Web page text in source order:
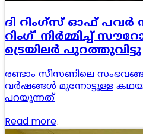
ദി റിംഗ്‌സ് ഓഫ്
റിംഗ്' നിർമ്മിച്ച്
ട്രെയിലർ പുറത്തുവിട്ടു
രണ്ടാം സീസണിലെ
വർഷങ്ങൾ മുന്നോട്ടുള്ള
പറയുന്നത്
Read more